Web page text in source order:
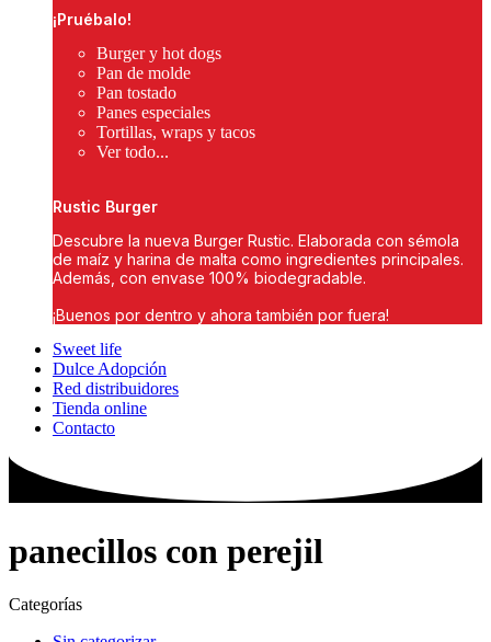
¡Pruébalo!
Burger y hot dogs
Pan de molde
Pan tostado
Panes especiales
Tortillas, wraps y tacos
Ver todo...
Rustic Burger
Descubre la nueva Burger Rustic. Elaborada con sémola
de maíz y harina de malta como ingredientes principales.
Además, con envase 100% biodegradable.
¡Buenos por dentro y ahora también por fuera!
Sweet life
Dulce Adopción
Red distribuidores
Tienda online
Contacto
panecillos con perejil
Categorías